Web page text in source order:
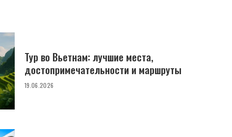
Тур во Вьетнам: лучшие места,
достопримечательности и маршруты
19.06.2026